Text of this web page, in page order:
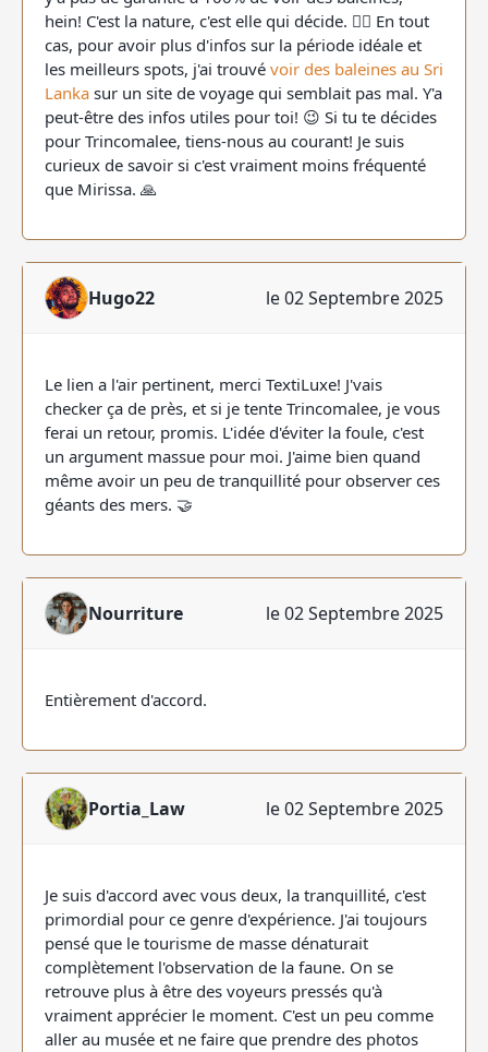
hein! C'est la nature, c'est elle qui décide. 🤷‍♂️ En tout
cas, pour avoir plus d'infos sur la période idéale et
les meilleurs spots, j'ai trouvé voir des baleines au Sri
Lanka sur un site de voyage qui semblait pas mal. Y'a
peut-être des infos utiles pour toi! 😉 Si tu te décides
pour Trincomalee, tiens-nous au courant! Je suis
curieux de savoir si c'est vraiment moins fréquenté
que Mirissa. 🙏
Hugo22 le 02 Septembre 2025
Le lien a l'air pertinent, merci TextiLuxe! J'vais
checker ça de près, et si je tente Trincomalee, je vous
ferai un retour, promis. L'idée d'éviter la foule, c'est
un argument massue pour moi. J'aime bien quand
même avoir un peu de tranquillité pour observer ces
géants des mers. 🤝
Nourriture le 02 Septembre 2025
Entièrement d'accord.
Portia_Law le 02 Septembre 2025
Je suis d'accord avec vous deux, la tranquillité, c'est
primordial pour ce genre d'expérience. J'ai toujours
pensé que le tourisme de masse dénaturait
complètement l'observation de la faune. On se
retrouve plus à être des voyeurs pressés qu'à
vraiment apprécier le moment. C'est un peu comme
aller au musée et ne faire que prendre des photos